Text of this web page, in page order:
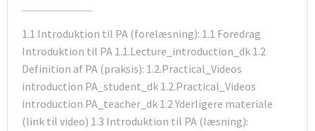
1.1 Introduktion til PA (forelæsning): 1.1 Foredrag
Introduktion til PA 1.1.Lecture_introduction_dk 1.2
Definition af PA (praksis): 1.2.Practical_Videos
introduction PA_student_dk 1.2.Practical_Videos
introduction PA_teacher_dk 1.2 Yderligere materiale
(link til video) 1.3 Introduktion til PA (læsning):